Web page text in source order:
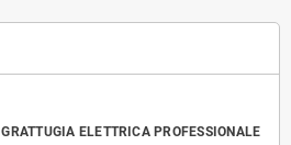
GRATTUGIA ELETTRICA PROFESSIONALE